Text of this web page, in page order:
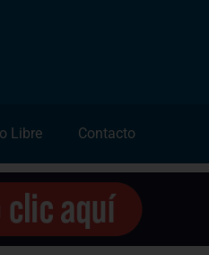
Libre Contacto